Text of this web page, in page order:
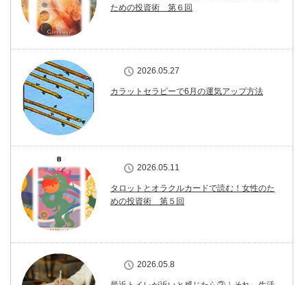
ための投資術 第６回
2026.05.27
カラットセラピーで6月の運気アップ方法
2026.05.11
タロットとオラクルカードで読む！女性のた
めの投資術 第５回
2026.05.8